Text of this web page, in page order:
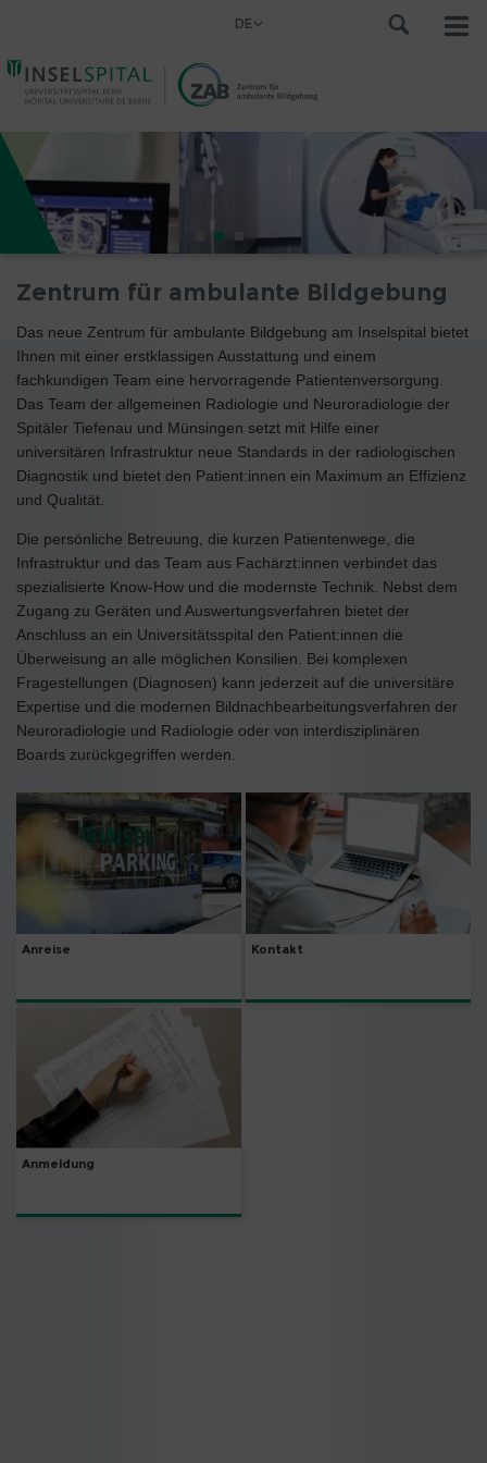
DE
Zentrum für ambulante Bildgebung
Das neue Zentrum für ambulante Bildgebung am Inselspital bietet
Ihnen mit einer erstklassigen Ausstattung und einem
fachkundigen Team eine hervorragende Patientenversorgung.
Das Team der allgemeinen Radiologie und Neuroradiologie der
Spitäler Tiefenau und Münsingen setzt mit Hilfe einer
universitären Infrastruktur neue Standards in der radiologischen
Diagnostik und bietet den Patient:innen ein Maximum an Effizienz
und Qualität.
Die persönliche Betreuung, die kurzen Patientenwege, die
Infrastruktur und das Team aus Fachärzt:innen verbindet das
spezialisierte Know-How und die modernste Technik. Nebst dem
Zugang zu Geräten und Auswertungsverfahren bietet der
Anschluss an ein Universitätsspital den Patient:innen die
Überweisung an alle möglichen Konsilien. Bei komplexen
Fragestellungen (Diagnosen) kann jederzeit auf die universitäre
Expertise und die modernen Bildnachbearbeitungsverfahren der
Neuroradiologie und Radiologie oder von interdisziplinären
Boards zurückgegriffen werden.
Anreise Kontakt
Anmeldung